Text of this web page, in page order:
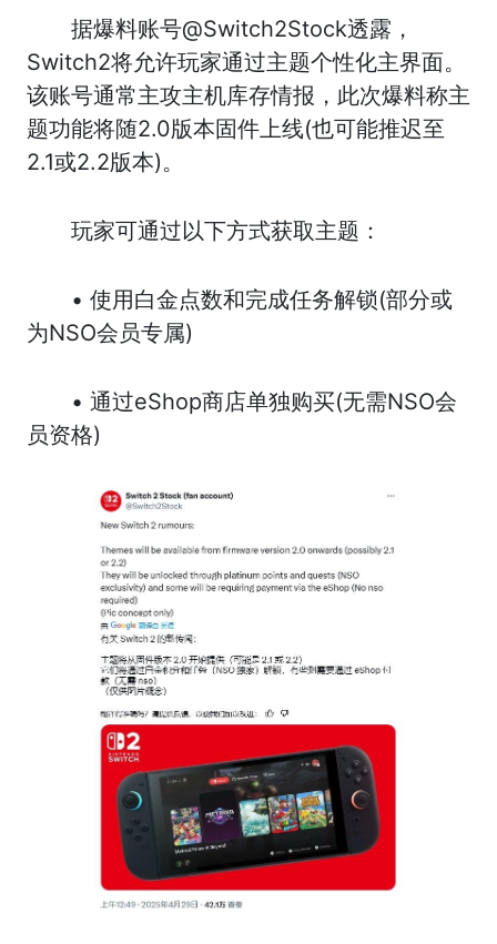
据爆料账号@Switch2Stock透露，
Switch2将允许玩家通过主题个性化主界面。
该账号通常主攻主机库存情报，此次爆料称主
题功能将随2.0版本固件上线(也可能推迟至
2.1或2.2版本)。
玩家可通过以下方式获取主题：
• 使用白金点数和完成任务解锁(部分或
为NSO会员专属)
• 通过eShop商店单独购买(无需NSO会
员资格)